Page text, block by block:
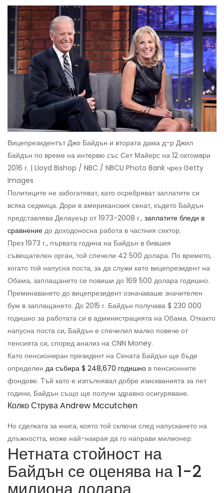
Вицепрезидентът Джо Байдън и втората дама д-р Джил
Байдън по време на интервю със Сет Майерс на 12 октомври
2016 г. | Lloyd Bishop / NBC / NBCU Photo Bank чрез Getty
Images
Политиците не забогатяват, като осребряват заплатите си
всяка седмица. Дори в американския сенат, където Байдън
представлява Делауеър от 1973-2008 г., заплатите бледи в
сравнение до доходоносна работа в частния сектор.
През 1973 г., първата година на Байдън в бившия
съвещателен орган, той спечели 42 500 долара. По времето,
когато той напусна поста, за да служи като вицепрезидент на
Обама, заплащането се повиши до 169 500 долара годишно.
Преминаването до вицепрезидент означаваше значителен
бум в заплащането. До 2015 г. Байдън получава $ 230 000
годишно за работата си в администрацията на Обама. Откакто
напусна поста си, Байдън е спечелил малко повече от
пенсията си, според анализ на CNN Money.
Като пенсиониран президент на Сената Байдън ще бъде
определен да събира $ 248,670 годишно в пенсионните
фондове. Тъй като е изпълнявал добре изискванията за пет
години, Байдън също ще получи здравно осигуряване.
Колко Струва Andrew Mccutchen
Но сделката за книга, която той сключи след напускането на
длъжността, може най-накрая да го направи милионер.
Нетната стойност на
Байдън се оценява на 1-2